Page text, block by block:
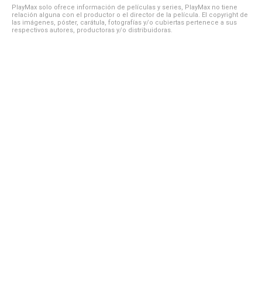
PlayMax solo ofrece información de películas y series, PlayMax no tiene
relación alguna con el productor o el director de la película. El copyright de
las imágenes, póster, carátula, fotografías y/o cubiertas pertenece a sus
respectivos autores, productoras y/o distribuidoras.